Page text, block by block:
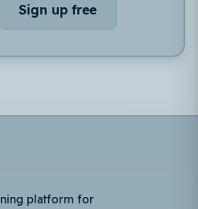
Sign up free
platform for